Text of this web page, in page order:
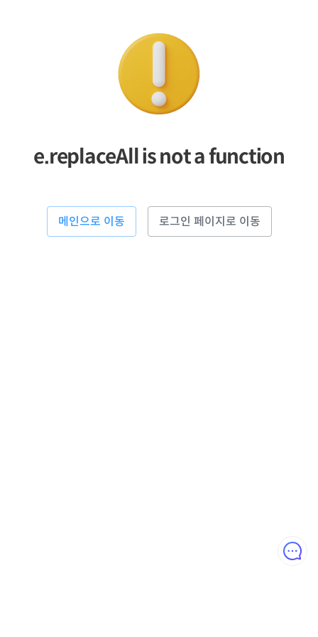
e.replaceAll is not a function
메인으로 이동 로그인 페이지로 이동